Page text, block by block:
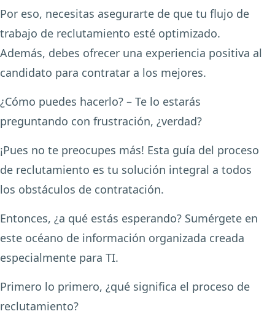
Por eso, necesitas asegurarte de que tu flujo de
trabajo de reclutamiento esté optimizado.
Además, debes ofrecer una experiencia positiva al
candidato para contratar a los mejores.
¿Cómo puedes hacerlo? – Te lo estarás
preguntando con frustración, ¿verdad?
¡Pues no te preocupes más! Esta guía del proceso
de reclutamiento es tu solución integral a todos
los obstáculos de contratación.
Entonces, ¿a qué estás esperando? Sumérgete en
este océano de información organizada creada
especialmente para TI.
Primero lo primero, ¿qué significa el proceso de
reclutamiento?